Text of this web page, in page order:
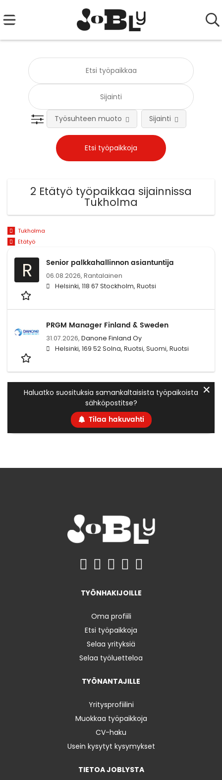
Työsuhteen muoto Sijainti
2 Etätyö työpaikkaa sijainnissa
Tukholma
Tukholma
Etätyö
R Senior palkkahallinnon asiantuntija
06.08.2026, Rantalainen
Helsinki, 118 67 Stockholm, Ruotsi
PRGM Manager Finland & Sweden
31.07.2026, Danone Finland Oy
Helsinki, 169 52 Solna, Ruotsi, Suomi, Ruotsi
Haluatko suosituksia samankaltaisista työpaikoista
sähköpostitse?
Tilaa hakuvahti
✕
TYÖNHAKIJOILLE
Oma profiili
Etsi työpaikkoja
Selaa yrityksiä
Selaa työluetteloa
TYÖNANTAJILLE
Yritysprofiilini
Muokkaa työpaikkoja
CV-haku
Usein kysytyt kysymykset
TIETOA JOBLYSTA